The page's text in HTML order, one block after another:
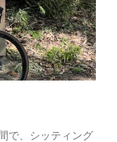
で、シッティング